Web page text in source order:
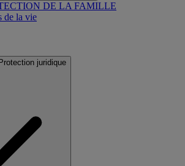
DE LA FAMILLE
de la vie
Protection juridique